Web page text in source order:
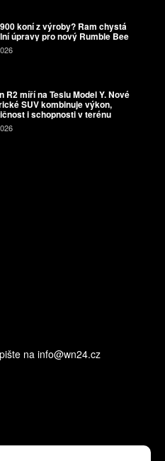
koní z výroby? Ram chystá
úpravy pro nový Rumble Bee
R2 míří na Teslu Model Y. Nové
SUV kombinuje výkon,
i schopnosti v terénu
na info@wn24.cz